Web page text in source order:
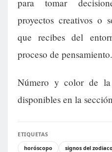
para tomar
proyectos creativos o
que recibes del
proceso de pensamiento.
Número y color de la
disponibles en la sección
ETIQUETAS
horóscopo
signos del